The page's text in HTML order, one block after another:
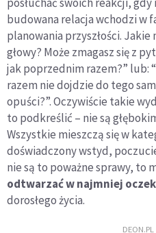
budowana relacja wchodzi w
planowania przyszłości.
głowy? Może zmagasz się z
jak poprzednim razem?” lub:
razem nie dojdzie do tego
opuści?”. Oczywiście takie
to podkreślić – nie są
Wszystkie mieszczą się w
doświadczony wstyd,
nie są to poważne sprawy, to
odtwarzać w najmniej
dorosłego życia.